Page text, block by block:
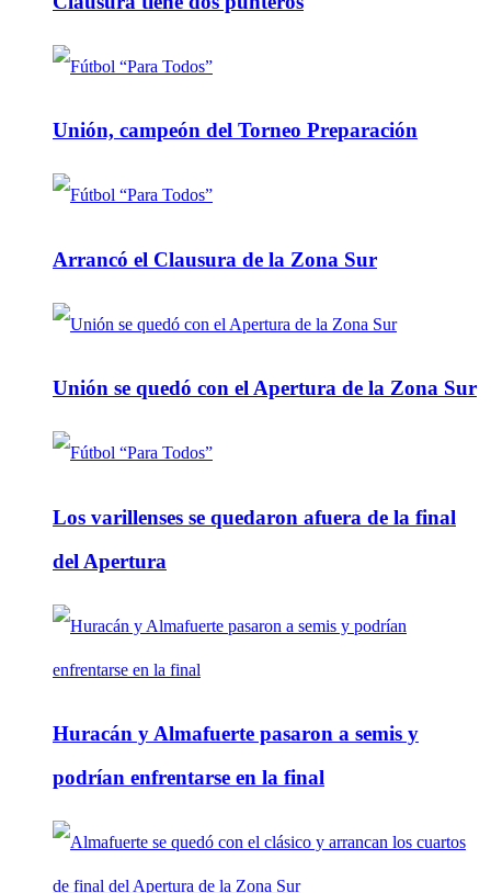
Unión, campeón del Torneo Preparación
Arrancó el Clausura de la Zona Sur
Unión se quedó con el Apertura de la Zona Sur
Los varillenses se quedaron afuera de la final
del Apertura
Huracán y Almafuerte pasaron a semis y
podrían enfrentarse en la final